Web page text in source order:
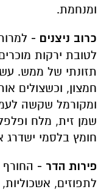
ומנחמת.
כרוב ניצנים -
לטובת ירקות
חמצון, וכשצולים
ומקורמל שקשה
שמן זית, מלח
חומץ בלסמי
פירות הדר -
לתפוזים, אשכוליות,